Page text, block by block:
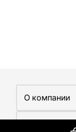
О компании